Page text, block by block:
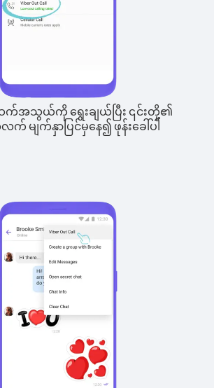
က်အသွယ်ကို ရွေးချယ်ပြီး ၎င်းတို့၏
မျက်နှာပြင်မှနေ၍ ဖုန်းခေါ်ပါ